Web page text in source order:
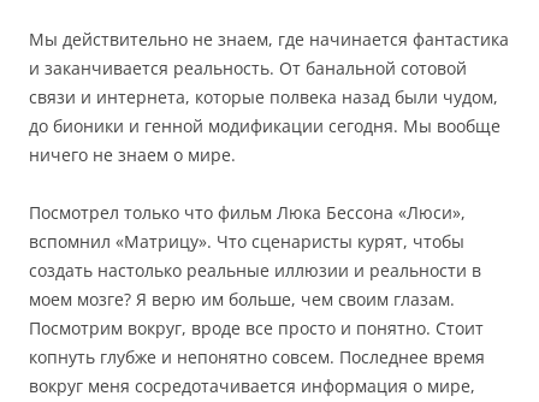
Мы действительно не знаем, где начинается фантастика
и заканчивается реальность. От банальной сотовой
связи и интернета, которые полвека назад были чудом,
до бионики и генной модификации сегодня. Мы вообще
ничего не знаем о мире.
Посмотрел только что фильм Люка Бессона «Люси»,
вспомнил «Матрицу». Что сценаристы курят, чтобы
создать настолько реальные иллюзии и реальности в
моем мозге? Я верю им больше, чем своим глазам.
Посмотрим вокруг, вроде все просто и понятно. Стоит
копнуть глубже и непонятно совсем. Последнее время
вокруг меня сосредотачивается информация о мире,